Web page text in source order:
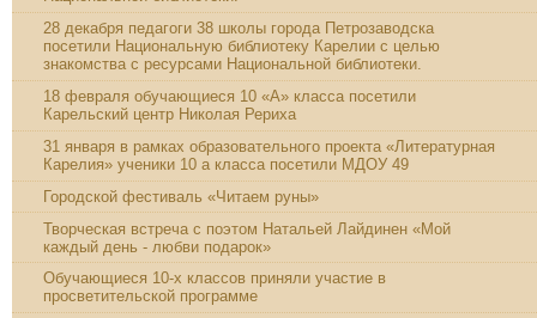
28 декабря педагоги 38 школы города Петрозаводска
посетили Национальную библиотеку Карелии с целью
знакомства с ресурсами Национальной библиотеки.
18 февраля обучающиеся 10 «А» класса посетили
Карельский центр Николая Рериха
31 января в рамках образовательного проекта «Литературная
Карелия» ученики 10 а класса посетили МДОУ 49
Городской фестиваль «Читаем руны»
Творческая встреча с поэтом Натальей Лайдинен «Мой
каждый день - любви подарок»
Обучающиеся 10-х классов приняли участие в
просветительской программе